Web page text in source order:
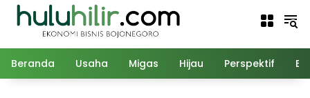
Langsung
Beranda Usaha Migas Hijau Perspektif